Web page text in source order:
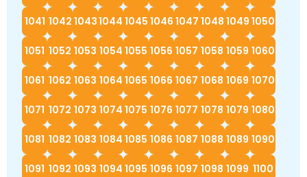
1041 1042 10431044 1045 1046 1047 1048 1049 1050
1051 1052 1053 1054 1055 1056 1057 1058 1059 1060
1061 1062 1063 1064 1065 1066 1067 1068 1069 1070
1071 1072 1073 1074 1075 1076 1077 1078 1079 1080
1081 1082 1083 1084 1085 1086 1087 1088 1089 1090
1091 1092 1093 1094 1095 1096 1097 1098 1099 1100